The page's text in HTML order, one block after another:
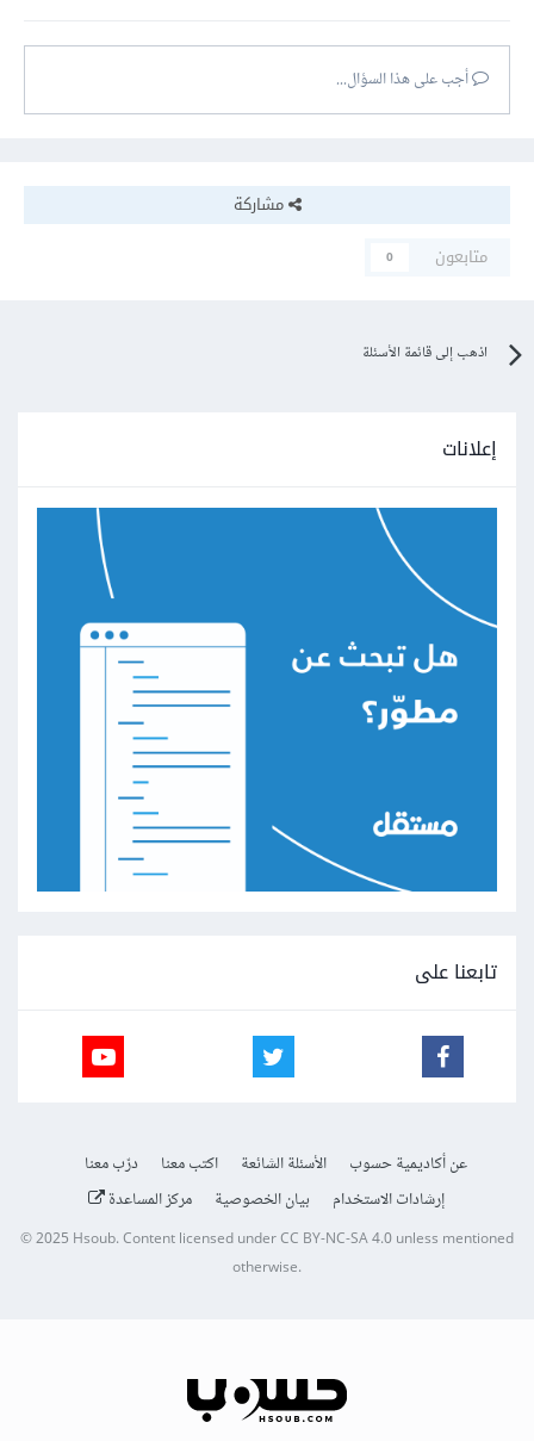
أجب على هذا السؤال...
مشاركة
متابعون
0
اذهب إلى قائمة الأسئلة
إعلانات
تابعنا على
عن أكاديمية حسوب الأسئلة الشائعة اكتب معنا
درّب معنا
إرشادات الاستخدام
بيان الخصوصية مركز المساعدة
© 2025Hsoub.Content licensed underCC BY-NC-SA 4.0unless mentioned
otherwise.